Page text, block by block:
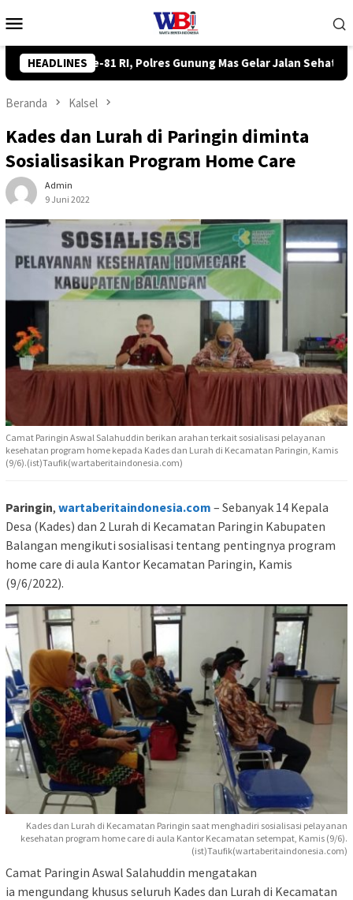
ke
Mobile
HEADLINES
Jalan Sehat hingga Lomba Tangkap Bebek Komisi
Beranda Kalsel
Kades dan Lurah di Paringin diminta
Sosialisasikan Program Home Care
Admin
9 Juni 2022
Camat Paringin Aswal Salahuddin berikan arahan terkait sosialisasi pelayanan
kesehatan program home kepada Kades dan Lurah di Kecamatan Paringin, Kamis
(9/6).(ist)Taufik(wartaberitaindonesia.com)
Paringin, wartaberitaindonesia.com – Sebanyak 14 Kepala
Desa (Kades) dan 2 Lurah di Kecamatan Paringin Kabupaten
Balangan mengikuti sosialisasi tentang pentingnya program
home care di aula Kantor Kecamatan Paringin, Kamis
(9/6/2022).
Kades dan Lurah di Kecamatan Paringin saat menghadiri sosialisasi pelayanan
kesehatan program home care di aula Kantor Kecamatan setempat, Kamis (9/6).
(ist)Taufik(wartaberitaindonesia.com)
Camat Paringin Aswal Salahuddin mengatakan
ia mengundang khusus seluruh Kades dan Lurah di Kecamatan